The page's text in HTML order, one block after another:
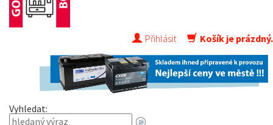
Přihlásit Košík je prázdný.
Vyhledat: